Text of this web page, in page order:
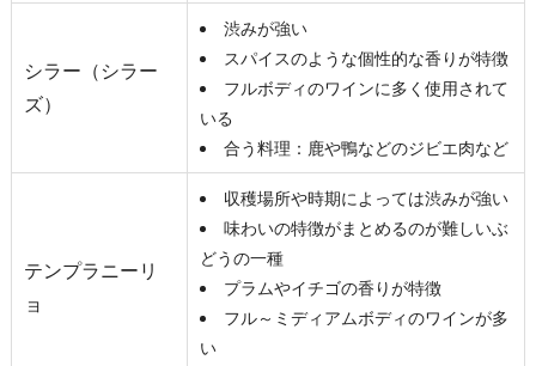
シラー（シラー
ズ）
渋みが強い
スパイスのような個性的な香りが特徴
フルボディのワインに多く使用されて
いる
合う料理：鹿や鴨などのジビエ肉など
テンプラニーリ
ョ
収穫場所や時期によっては渋みが強い
味わいの特徴がまとめるのが難しいぶ
どうの一種
プラムやイチゴの香りが特徴
フル～ミディアムボディのワインが多
い